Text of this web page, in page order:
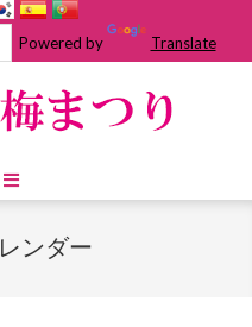
Powered by Translate
ンダー